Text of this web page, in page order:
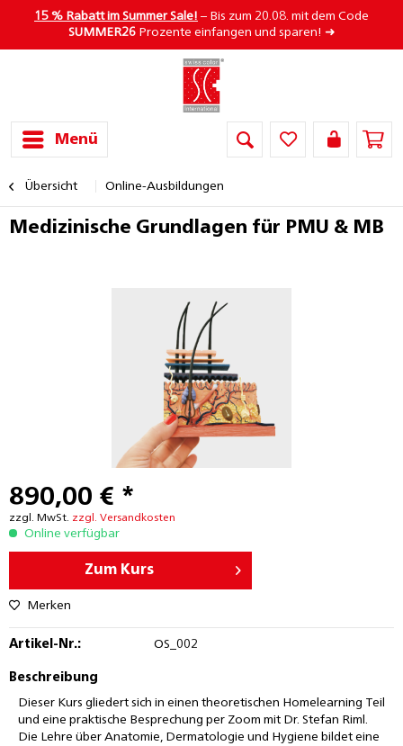
15 % Rabatt im Summer Sale! – Bis zum 20.08. mit dem Code
SUMMER26Prozente einfangen und sparen! ➜
Menü
Übersicht Online-Ausbildungen
Medizinische Grundlagen für PMU & MB
890,00 € *
zzgl. MwSt. zzgl. Versandkosten
Online verfügbar
Zum Kurs
Merken
Artikel-Nr.: OS_002
Beschreibung
Dieser Kurs gliedert sich in einen theoretischen Homelearning Teil
und eine praktische Besprechung per Zoom mit Dr. Stefan Riml.
Die Lehre über Anatomie, Dermatologie und Hygiene bildet eine